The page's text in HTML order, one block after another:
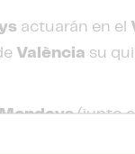
actuarán en el
València su
(junto a
(léase